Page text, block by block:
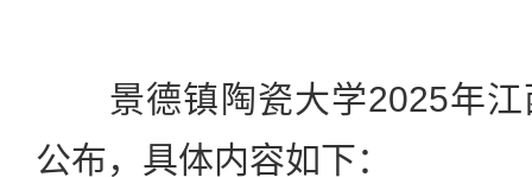
景德镇陶瓷大学2025年江
公布，具体内容如下：